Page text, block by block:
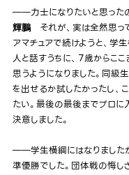
――力士になりたいと思った
輝鵬それが、実は全然思っ
アマチュアで続けようと、学
人と話すうちに、７歳からこ
思うようになりました。同級
を出せるか試したかったし、
たい。最後の最後までプロに
決意しました。
――学生横綱にはなりました
準優勝でした。団体戦の悔し